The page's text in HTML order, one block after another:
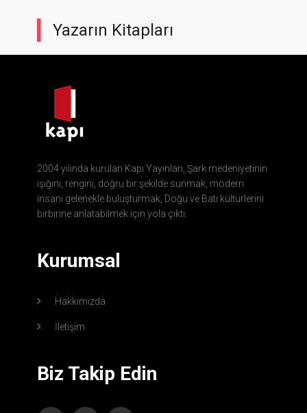
Yazarın Kitapları
2004 yılında kurulan Kapı Yayınları, Şark medeniyetinin
ışığını, rengini, doğru bir şekilde sunmak, modern
insanı gelenekle buluşturmak, Doğu ve Batı kültürlerini
birbirine anlatabilmek için yola çıktı.
Kurumsal
Hakkımızda
İletişim
Biz Takip Edin